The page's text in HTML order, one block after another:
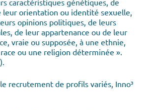
caractéristiques génétiques, de
orientation ou identité sexuelle,
opinions politiques, de leurs
de leur appartenance ou de leur
vraie ou supposée, à une ethnie,
ou une religion déterminée ».
recrutement de profils variés, Inno³